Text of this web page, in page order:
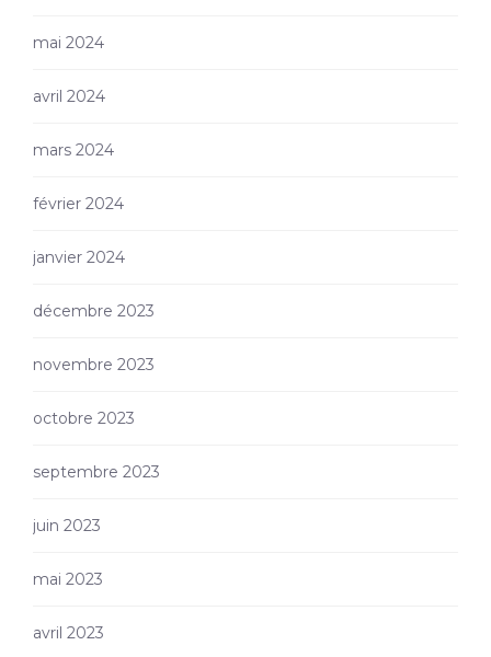
mai 2024
avril 2024
mars 2024
février 2024
janvier 2024
décembre 2023
novembre 2023
octobre 2023
septembre 2023
juin 2023
mai 2023
avril 2023